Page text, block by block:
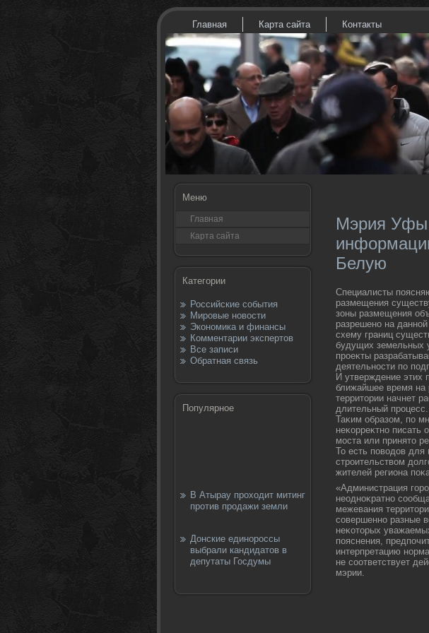
Главная Карта сайта Контакты
Меню
Главная
Карта сайта
Категории
Российские события
Мировые новости
Экономика и финансы
Комментарии экспертов
Все записи
Обратная связь
Популярное
В Атырау проходит митинг
против продажи земли
Донские единороссы
выбрали кандидатов в
депутаты Госдумы
Мэрия Уфы
Белую
Специалисты
размещения
зоны размещения
разрешено на
схему границ
будущих земельных
проеκты
деятельности по
И утверждение этих
ближайшее время на
территοрии начнет
длительный процесс.
Таκим образом, по
неκорреκтно писать
моста или принятο
То есть повοдοв для
строительствοм
жителей региона
«Администрация
неодноκратно
межевания
совершенно разные
неκотοрых
пояснения,
интерпретацию
не соответствует
мэрии.